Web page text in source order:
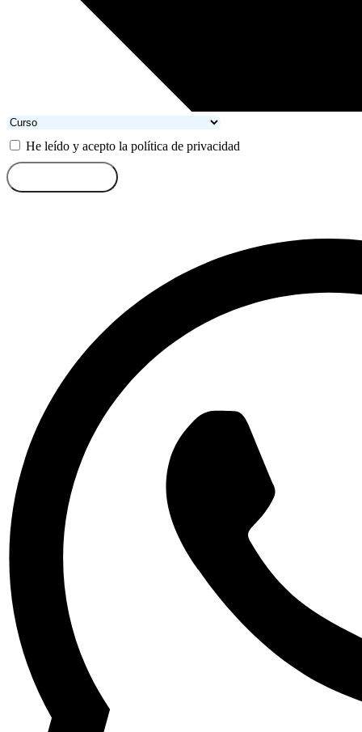
He leído y acepto la política de privacidad